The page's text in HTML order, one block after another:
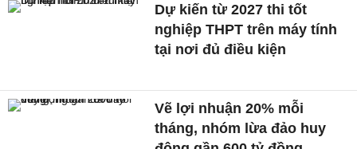
Dự kiến từ 2027 thi tốt
nghiệp THPT trên máy tính
tại nơi đủ điều kiện
Vẽ lợi nhuận 20% mỗi
tháng, nhóm lừa đảo huy